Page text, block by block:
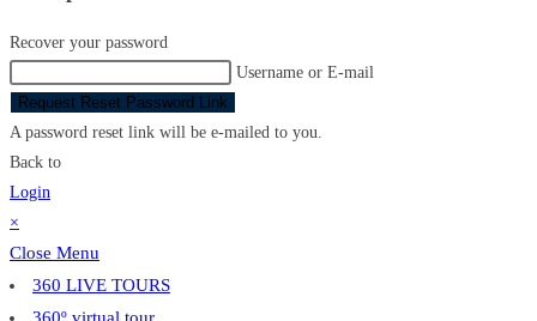
Recover your password
Username or E-mail
Request Reset Password Link
A password reset link will be e-mailed to you.
Back to
Login
×
Close Menu
360 LIVE TOURS